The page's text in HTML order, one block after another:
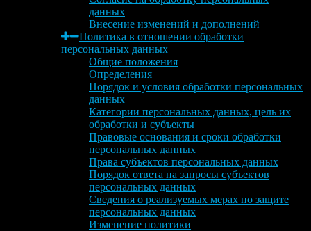
данных
Внесение изменений и дополнений
Политика в отношении обработки
персональных данных
Общие положения
Определения
Порядок и условия обработки персональных
данных
Категории персональных данных, цель их
обработки и субъекты
Правовые основания и сроки обработки
персональных данных
Права субъектов персональных данных
Порядок ответа на запросы субъектов
персональных данных
Сведения о реализуемых мерах по защите
персональных данных
Изменение политики